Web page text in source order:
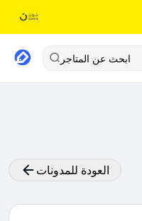
ابحث عن المتاجر
العودة للمدونات